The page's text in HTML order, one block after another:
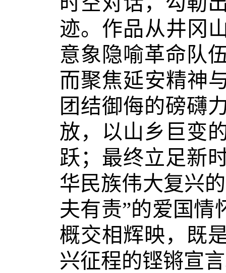
迹。作品从井冈
意象隐喻革命队
而聚焦延安精神
团结御侮的磅礴
放，以山乡巨变
跃；最终立足新
华民族伟大复兴
夫有责”的爱国情
概交相辉映，既
兴征程的铿锵宣